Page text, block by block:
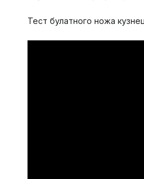
Тест булатного ножа